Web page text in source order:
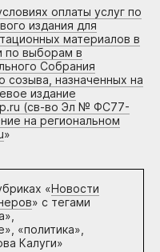
оплаты услуг по
издания для
материалов в
по выборам в
Собрания
созыва, назначенных на
издание
(св-во Эл № ФС77-
на региональном
»
«Новости
» с тегами
«политика»,
Калуги»